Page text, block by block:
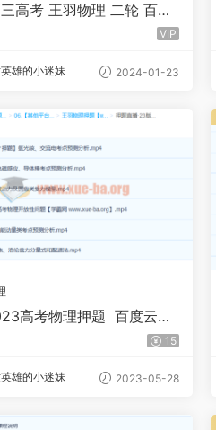
高考 王羽物理 二轮 百度
VIP
雄的小迷妹 2024-01-23
高考物理押题 百度云网
15
雄的小迷妹 2023-05-28